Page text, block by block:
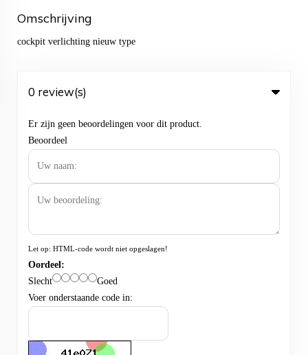
Omschrijving
cockpit verlichting nieuw type
0 review(s)
Er zijn geen beoordelingen voor dit product.
Beoordeel
Let op: HTML-code wordt niet opgeslagen!
Oordeel:
Slecht
Goed
Voer onderstaande code in: